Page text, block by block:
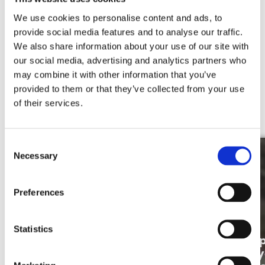
We use cookies to personalise content and ads, to
provide social media features and to analyse our traffic.
We also share information about your use of our site with
our social media, advertising and analytics partners who
may combine it with other information that you’ve
provided to them or that they’ve collected from your use
of their services.
Selection
Necessary
Preferences
Statistics
Verhalen van onze mensen
Lees de verhalen van onze mensen en ontdek zelf
de Merkator-vibe.
Ontdek meer